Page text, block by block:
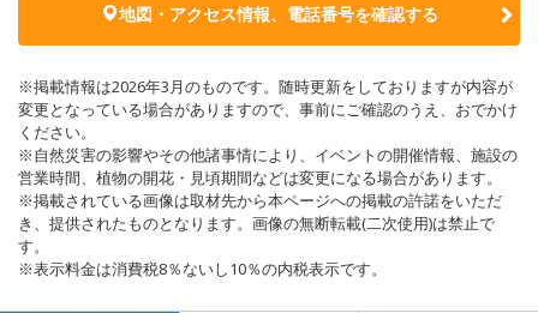
地図・アクセス情報、電話番号を確認する
※掲載情報は2026年3月のものです。随時更新をしておりますが内容が
変更となっている場合がありますので、事前にご確認のうえ、おでかけ
ください。
※自然災害の影響やその他諸事情により、イベントの開催情報、施設の
営業時間、植物の開花・見頃期間などは変更になる場合があります。
※掲載されている画像は取材先から本ページへの掲載の許諾をいただ
き、提供されたものとなります。画像の無断転載(二次使用)は禁止で
す。
※表示料金は消費税8％ないし10％の内税表示です。